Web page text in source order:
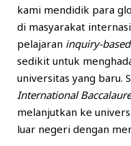
kami mendidik para
di masyarakat
pelajaran inquiry-
sedikit untuk
universitas yang baru.
International
melanjutkan ke
luar negeri dengan